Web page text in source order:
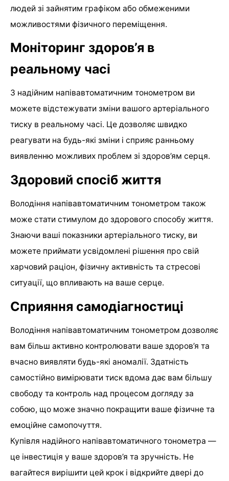
людей зі зайнятим графіком або обмеженими
можливостями фізичного переміщення.
Моніторинг здоров’я в
реальному часі
З надійним напівавтоматичним тонометром ви
можете відстежувати зміни вашого артеріального
тиску в реальному часі. Це дозволяє швидко
реагувати на будь-які зміни і сприяє ранньому
виявленню можливих проблем зі здоров’ям серця.
Здоровий спосіб життя
Володіння напівавтоматичним тонометром також
може стати стимулом до здорового способу життя.
Знаючи ваші показники артеріального тиску, ви
можете приймати усвідомлені рішення про свій
харчовий раціон, фізичну активність та стресові
ситуації, що впливають на ваше серце.
Сприяння самодіагностиці
Володіння напівавтоматичним тонометром дозволяє
вам більш активно контролювати ваше здоров’я та
вчасно виявляти будь-які аномалії. Здатність
самостійно вимірювати тиск вдома дає вам більшу
свободу та контроль над процесом догляду за
собою, що може значно покращити ваше фізичне та
емоційне самопочуття.
Купівля надійного напівавтоматичного тонометра —
це інвестиція у ваше здоров’я та зручність. Не
вагайтеся вирішити цей крок і відкрийте двері до